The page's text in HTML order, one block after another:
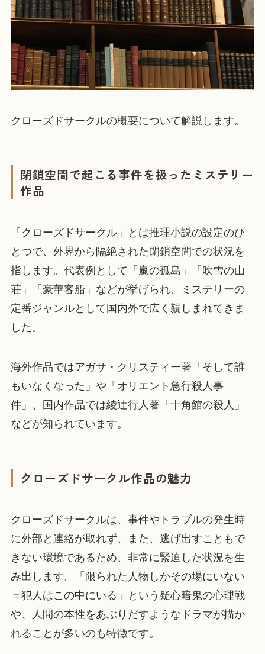
クローズドサークルの概要について解説します。
閉鎖空間で起こる事件を扱ったミステリー
作品
「クローズドサークル」とは推理小説の設定のひ
とつで、外界から隔絶された閉鎖空間での状況を
指します。代表例として「嵐の孤島」「吹雪の山
荘」「豪華客船」などが挙げられ、ミステリーの
定番ジャンルとして国内外で広く親しまれてきま
した。
海外作品ではアガサ・クリスティー著「そして誰
もいなくなった」や「オリエント急行殺人事
件」、国内作品では綾辻行人著「十角館の殺人」
などが知られています。
クローズドサークル作品の魅力
クローズドサークルは、事件やトラブルの発生時
に外部と連絡が取れず、また、逃げ出すこともで
きない環境であるため、非常に緊迫した状況を生
み出します。「限られた人物しかその場にいない
＝犯人はこの中にいる」という疑心暗鬼の心理戦
や、人間の本性をあぶりだすようなドラマが描か
れることが多いのも特徴です。